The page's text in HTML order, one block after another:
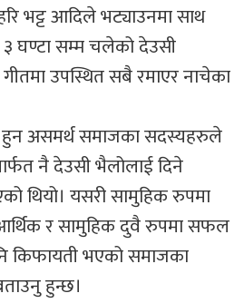
भट्ट आदिले भट्याउनमा साथ
घण्टा सम्म चलेको देउसी
उपस्थित सबै रमाएर नाचेका
हुन असमर्थ समाजका सदस्यहरुले
नै देउसी भैलोलाई दिने
थियो। यसरी सामुहिक रुपमा
र सामुहिक दुवै रुपमा सफल
किफायती भएको समाजका
हुन्छ।